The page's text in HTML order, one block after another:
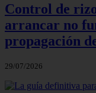
Control de
arrancar no
propagación
29/07/2026